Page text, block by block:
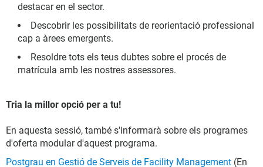
destacar en el sector.
Descobrir les possibilitats de reorientació professional
cap a àrees emergents.
Resoldre tots els teus dubtes sobre el procés de
matrícula amb les nostres assessores.
Tria la millor opció per a tu!
En aquesta sessió, també s'informarà sobre els programes
d'oferta modular d'aquest programa.
Postgrau en Gestió de Serveis de Facility Management (En